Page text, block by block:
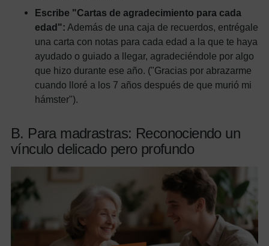
Escribe "Cartas de agradecimiento para cada
edad": Además de una caja de recuerdos, entrégale
una carta con notas para cada edad a la que te haya
ayudado o guiado a llegar, agradeciéndole por algo
que hizo durante ese año. ("Gracias por abrazarme
cuando lloré a los 7 años después de que murió mi
hámster").
B. Para madrastras: Reconociendo un
vínculo delicado pero profundo